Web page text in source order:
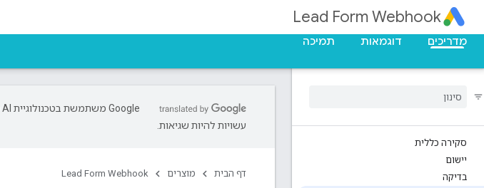
Lead Form Webhook
מדריכים
דוגמאות תמיכה
סקירה כללית
יישום
בדיקה
עשויות להיות שגיאות.
דף הבית מוצרים Lead Form Webhook